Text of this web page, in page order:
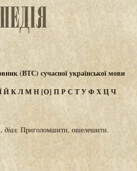
(ВТС) сучасної української мови
ЙКЛМН[О] ПР СТУФХЦЧ
, діал. Приголомшити, ошелешити.